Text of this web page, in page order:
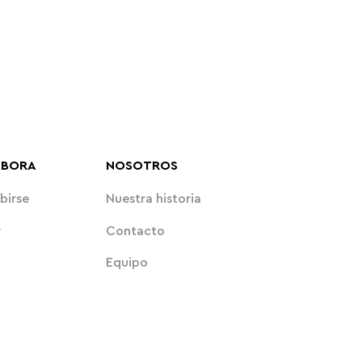
NOSOTROS
Nuestra historia
Contacto
Equipo